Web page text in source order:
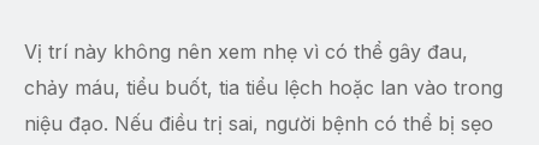
Vị trí này không nên xem nhẹ vì có thể gây đau,
chảy máu, tiểu buốt, tia tiểu lệch hoặc lan vào trong
niệu đạo. Nếu điều trị sai, người bệnh có thể bị sẹo